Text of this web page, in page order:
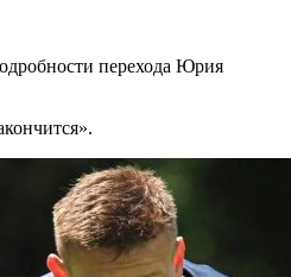
перехода Юрия